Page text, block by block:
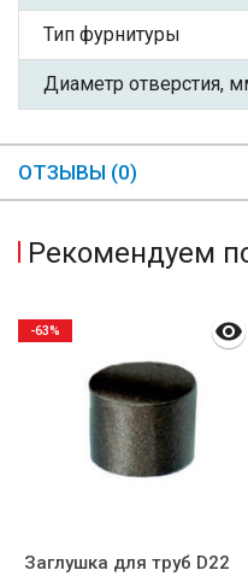
Тип фурнитуры
Диаметр отверстия,
ОТЗЫВЫ (0)
Рекомендуем
Заглушка для труб D22
-63%